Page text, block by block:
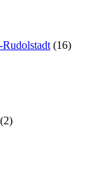
(16)
(2)